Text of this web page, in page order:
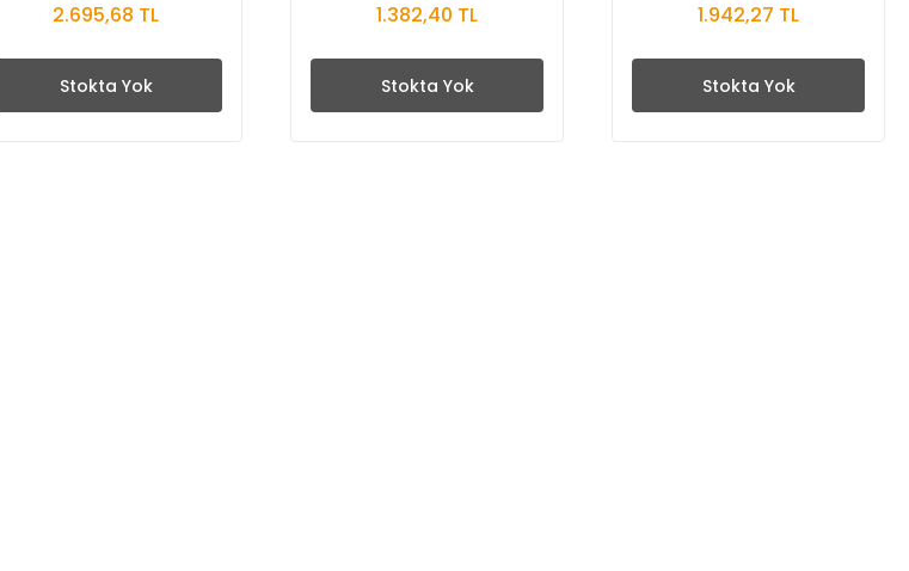
2.695,68 TL
Stokta Yok
1.382,40 TL
Stokta Yok
1.942,27 TL
Stokta Yok